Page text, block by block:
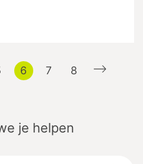
6 7 8
je helpen